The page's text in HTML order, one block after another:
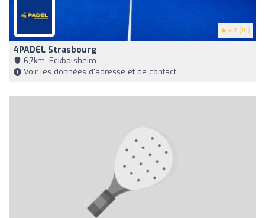
4.7 (81)
4PADEL Strasbourg
6,7km, Eckbolsheim
Voir les données d'adresse et de contact